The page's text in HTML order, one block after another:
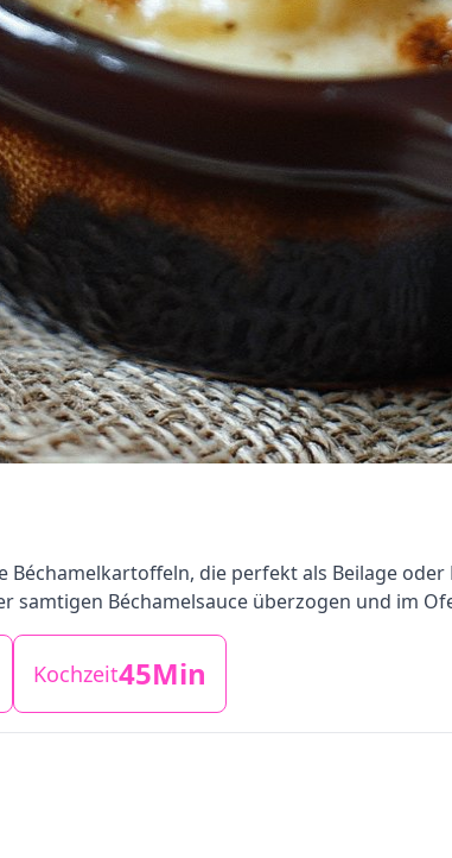
Béchamelkartoffeln, die perfekt als Beilage
samtigen Béchamelsauce überzogen und im
Kochzeit45Min